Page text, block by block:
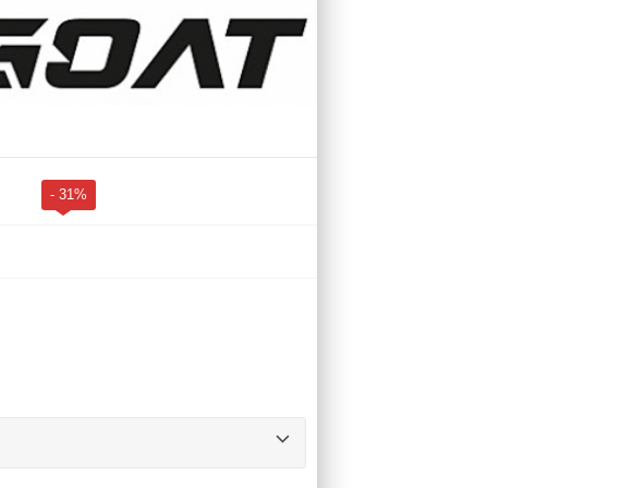
- 31%